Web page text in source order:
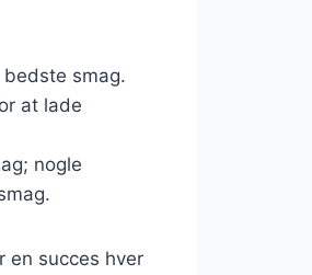
smag.
at lade
nogle
en succes hver